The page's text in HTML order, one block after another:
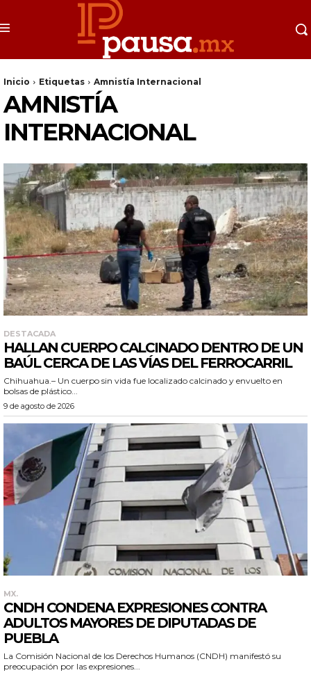
Inicio Etiquetas Amnistía Internacional
AMNISTÍA
INTERNACIONAL
DESTACADA
HALLAN CUERPO CALCINADO DENTRO DE UN
BAÚL CERCA DE LAS VÍAS DEL FERROCARRIL
Chihuahua.– Un cuerpo sin vida fue localizado calcinado y envuelto en
bolsas de plástico...
9 de agosto de 2026
MX.
CNDH CONDENA EXPRESIONES CONTRA
ADULTOS MAYORES DE DIPUTADAS DE
PUEBLA
La Comisión Nacional de los Derechos Humanos (CNDH) manifestó su
preocupación por las expresiones...